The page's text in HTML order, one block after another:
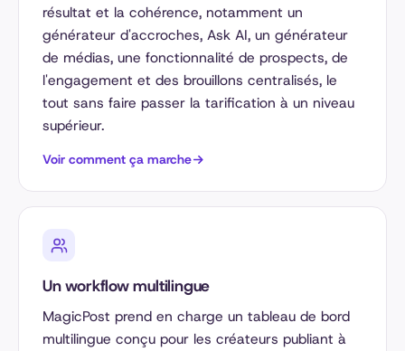
résultat et la cohérence, notamment un
générateur d'accroches, Ask AI, un générateur
de médias, une fonctionnalité de prospects, de
l'engagement et des brouillons centralisés, le
tout sans faire passer la tarification à un niveau
supérieur.
Voir comment ça marche
Un workflow multilingue
MagicPost prend en charge un tableau de bord
multilingue conçu pour les créateurs publiant à